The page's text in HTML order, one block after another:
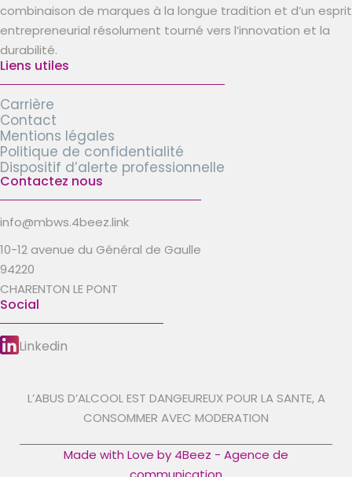
combinaison de marques à la longue tradition et d’un esprit
entrepreneurial résolument tourné vers l’innovation et la
durabilité.
Liens utiles
Carrière
Contact
Mentions légales
Politique de confidentialité
Dispositif d’alerte professionnelle
Contactez nous
info@mbws.4beez.link
10-12 avenue du Général de Gaulle
94220
CHARENTON LE PONT
Social
Linkedin
L’ABUS D’ALCOOL EST DANGEUREUX POUR LA SANTE, A
CONSOMMER AVEC MODERATION
Made with Love by 4Beez - Agence de